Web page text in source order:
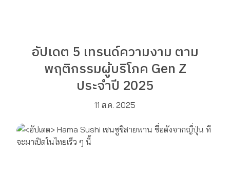
อัปเดต 5 เทรนด์ความงาม ตาม
พฤติกรรมผู้บริโภค Gen Z
ประจำปี 2025
11 ส.ค. 2025